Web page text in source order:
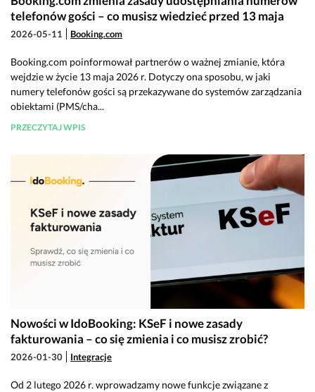
telefonów gości – co musisz wiedzieć przed 13 maja
2026-05-11 Booking.com
Booking.com poinformował partnerów o ważnej zmianie, która
wejdzie w życie 13 maja 2026 r. Dotyczy ona sposobu, w jaki
numery telefonów gości są przekazywane do systemów zarządzania
obiektami (PMS/cha...
PRZECZYTAJ WPIS
Nowości w IdoBooking: KSeF i nowe zasady
fakturowania – co się zmienia i co musisz zrobić?
2026-01-30 Integracje
Od 2 lutego 2026 r. wprowadzamy nowe funkcje związane z